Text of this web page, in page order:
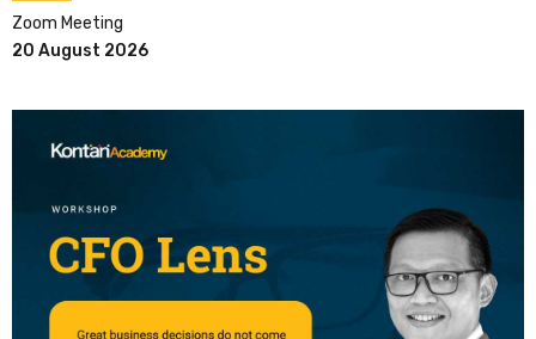
Zoom Meeting
20 August 2026